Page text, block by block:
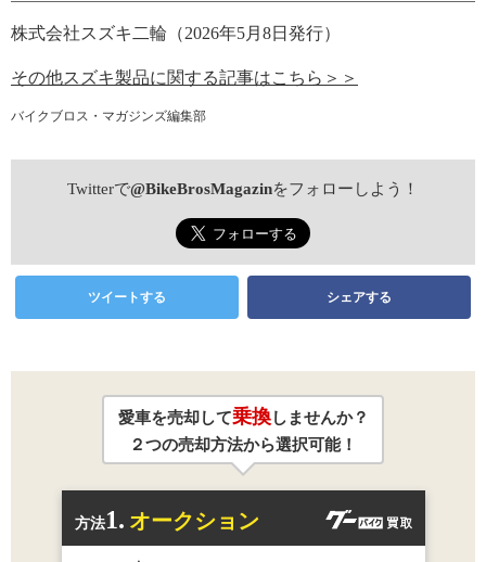
株式会社スズキ二輪（2026年5月8日発行）
その他スズキ製品に関する記事はこちら＞＞
バイクブロス・マガジンズ編集部
Twitterで@BikeBrosMagazinをフォローしよう！
ツイートする シェアする
愛車を売却して乗換しませんか？
２つの売却方法から選択可能！
方法1. オークション